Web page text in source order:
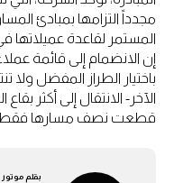
مجدداً التزامها بمبادئ
المستمر لقاعدة عميلاتها
إن الانضمام إلى قائمة
باختيار الطراز المفضل ولا
الآخر- الانتقال إلى أكثر
قطعت نصف مسارها فقط
بقلمموتور 283